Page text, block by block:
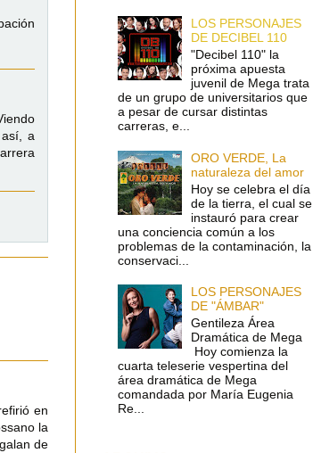
así, a
en
la
de
LOS PERSONAJES
DE DECIBEL 110
"Decibel 110" la
próxima apuesta
juvenil de Mega trata
de un grupo de universitarios que
a pesar de cursar distintas
carreras, e...
ORO VERDE, La
naturaleza del amor
Hoy se celebra el día
de la tierra, el cual se
instauró para crear
una conciencia común a los
problemas de la contaminación, la
conservaci...
LOS PERSONAJES
DE "ÁMBAR"
Gentileza Área
Dramática de Mega
Hoy comienza la
cuarta teleserie vespertina del
área dramática de Mega
comandada por María Eugenia
Re...